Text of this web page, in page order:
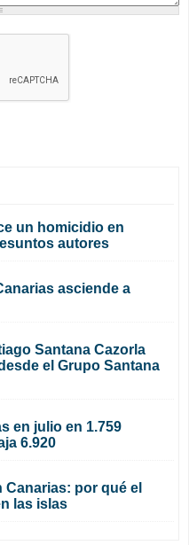
un homicidio en
autores
asciende a
Santana Cazorla
el Grupo Santana
en julio en 1.759
6.920
por qué el
las islas